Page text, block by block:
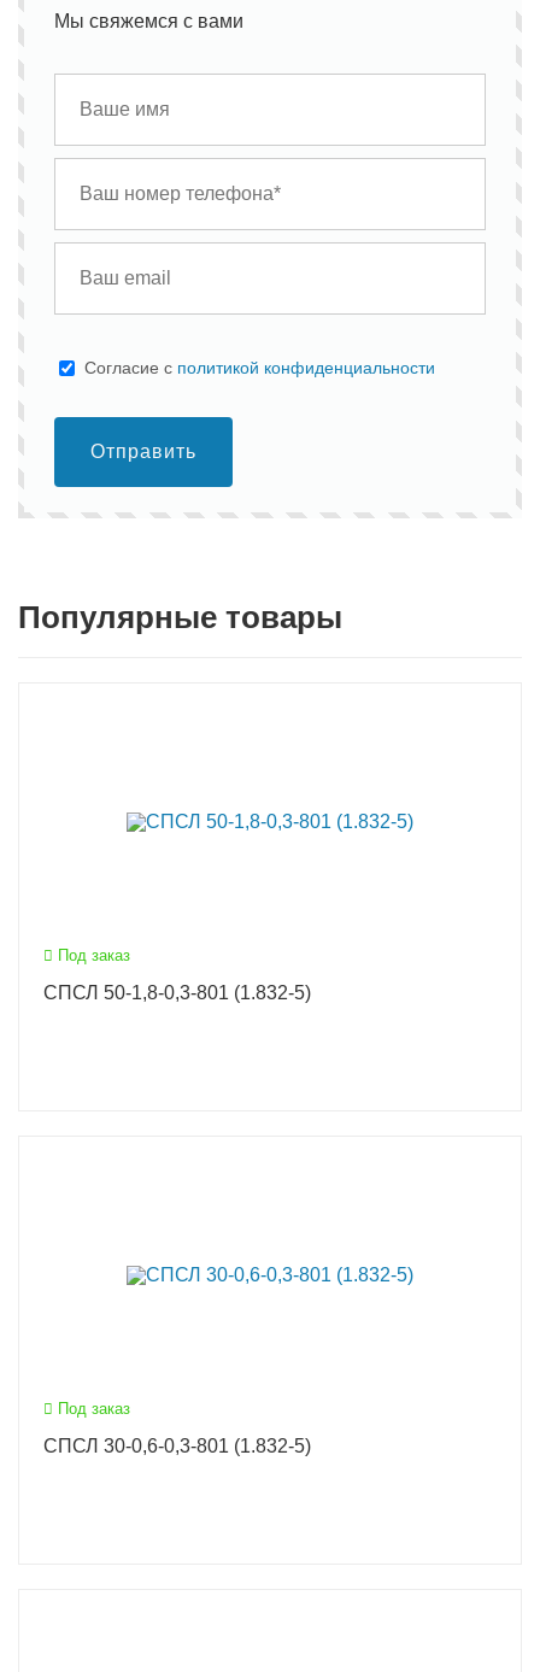
Мы свяжемся с вами
Cогласие с политикой конфиденциальности
Отправить
Популярные товары
Под заказ
СПСЛ 50-1,8-0,3-801 (1.832-5)
Под заказ
СПСЛ 30-0,6-0,3-801 (1.832-5)